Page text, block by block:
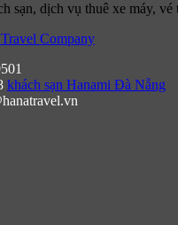
sạn, dịch vụ thuê xe máy, vé
Company
khách sạn Hanami Đà Nẵng